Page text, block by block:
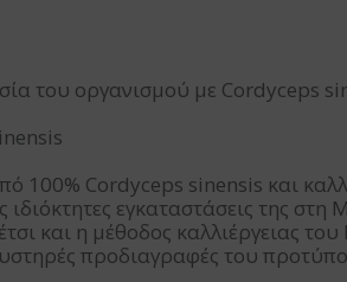
του οργανισμού με Cordyceps
100% Cordyceps sinensis και
εγκαταστάσεις της
και η μέθοδος καλλιέργειας
προδιαγραφές του